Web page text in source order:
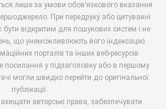
лише за умови обов’язкового вказання
При передруку або цитуванні
відкритим для пошукових систем і не
що унеможливлюють його індексацію.
порталів та інших веб-ресурсів
посилання у підзаголовку або в першому
могли швидко перейти до оригінальної
публікації.
авторські права, забезпечувати